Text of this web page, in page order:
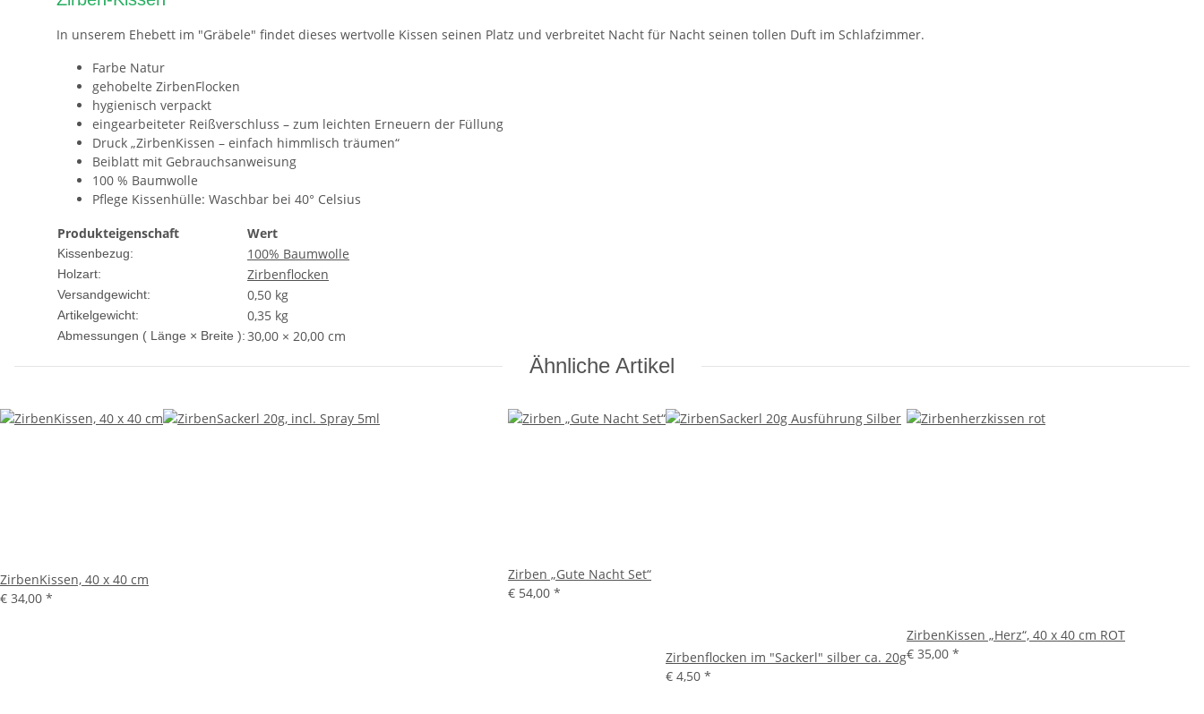
In unserem Ehebett im "Gräbele" findet dieses wertvolle Kissen seinen Platz und verbreitet Nacht für Nacht seinen tollen Duft im Schlafzimmer.
Farbe Natur
gehobelte ZirbenFlocken
hygienisch verpackt
eingearbeiteter Reißverschluss – zum leichten Erneuern der Füllung
Druck „ZirbenKissen – einfach himmlisch träumen“
Beiblatt mit Gebrauchsanweisung
100 % Baumwolle
Pflege Kissenhülle: Waschbar bei 40° Celsius
Produkteigenschaft
Wert
Kissenbezug: 100% Baumwolle
Holzart: Zirbenflocken
Versandgewicht: 0,50 kg
Artikelgewicht: 0,35 kg
Abmessungen ( Länge × Breite ):30,00 × 20,00 cm
Ähnliche Artikel
ZirbenKissen, 40 x 40 cm
€ 34,00 *
Zirben „Gute Nacht Set“
€ 54,00 *
Zirbenflocken im "Sackerl" silber ca. 20g
€ 4,50 *
ZirbenKissen „Herz“, 40 x 40 cm ROT
€ 35,00 *